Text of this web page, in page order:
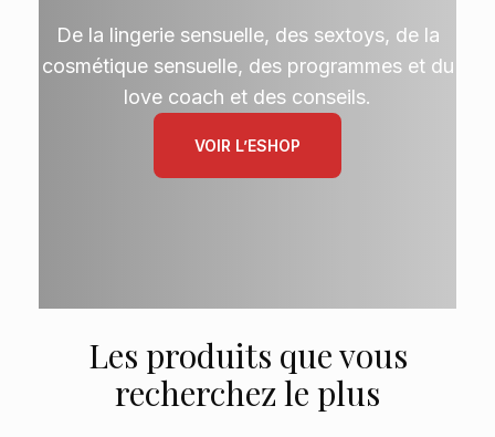
De la lingerie sensuelle, des sextoys, de la
cosmétique sensuelle, des programmes et du
love coach et des conseils.
VOIR L’ESHOP
Les produits que vous
recherchez le plus